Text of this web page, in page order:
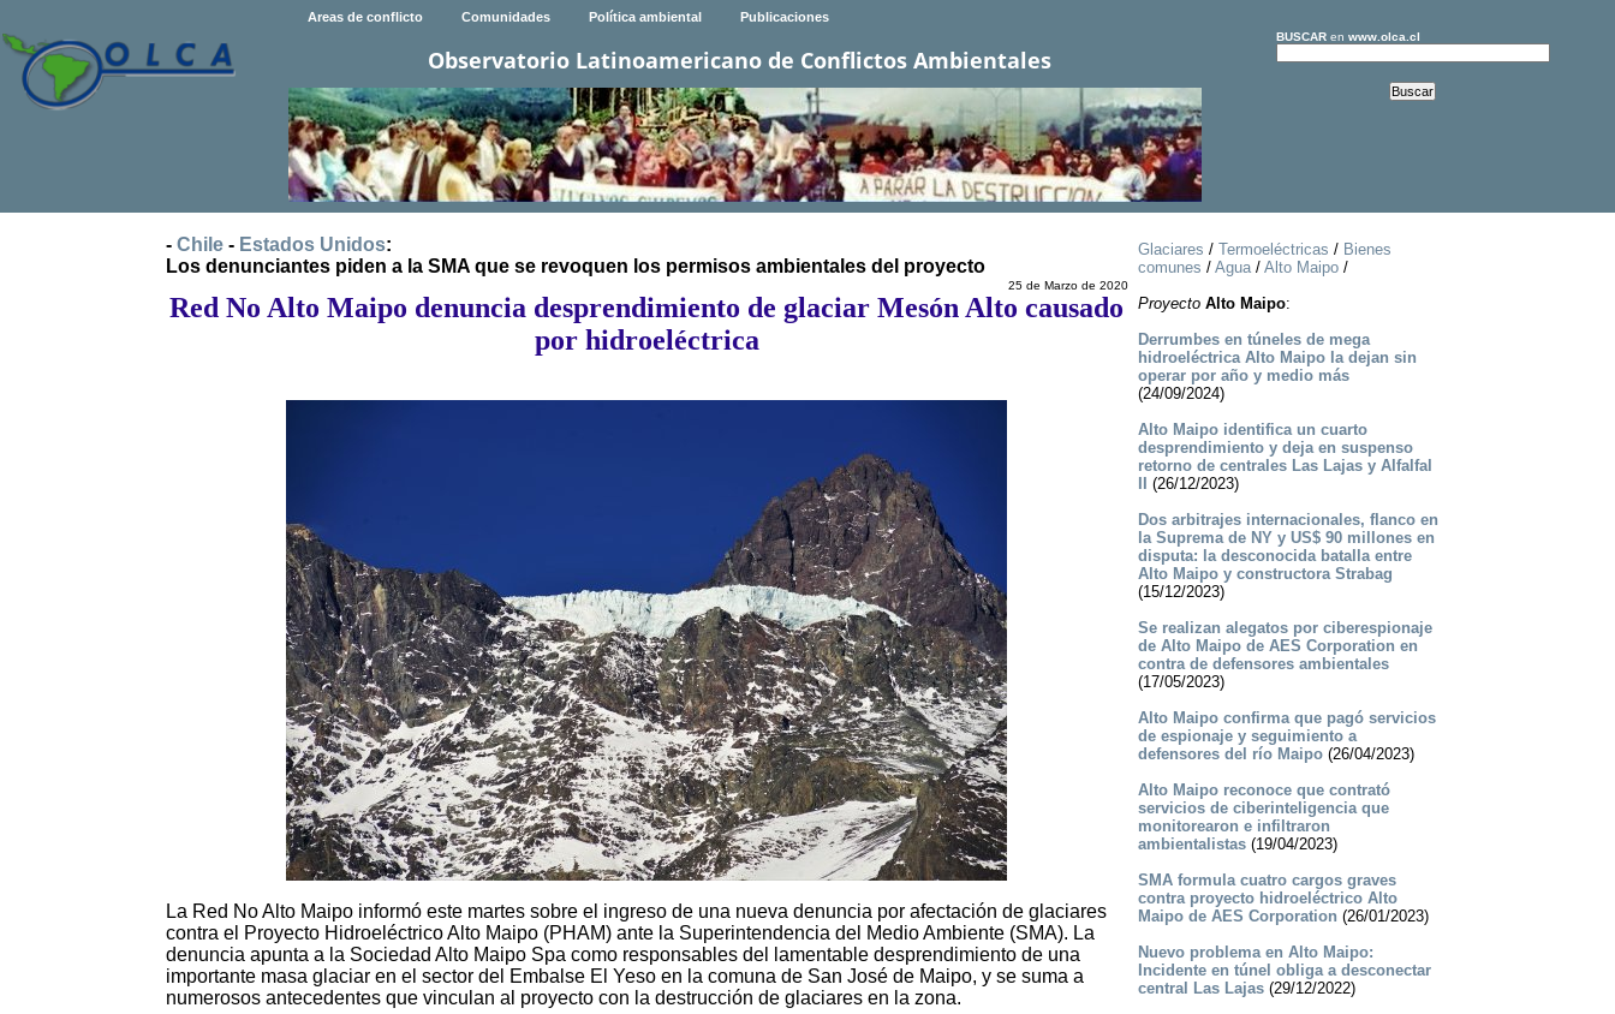
Areas de conflicto Comunidades Política ambiental Publicaciones
Observatorio Latinoamericano de Conflictos Ambientales
BUSCARen www.olca.cl
- Chile - Estados Unidos:
Los denunciantes piden a la SMA que se revoquen los permisos ambientales del proyecto
25 de Marzo de 2020
Red No Alto Maipo denuncia desprendimiento de glaciar Mesón Alto causado
por hidroeléctrica
La Red No Alto Maipo informó este martes sobre el ingreso de una nueva denuncia por afectación de glaciares
contra el Proyecto Hidroeléctrico Alto Maipo (PHAM) ante la Superintendencia del Medio Ambiente (SMA). La
denuncia apunta a la Sociedad Alto Maipo Spa como responsables del lamentable desprendimiento de una
importante masa glaciar en el sector del Embalse El Yeso en la comuna de San José de Maipo, y se suma a
numerosos antecedentes que vinculan al proyecto con la destrucción de glaciares en la zona.
Glaciares / Termoeléctricas / Bienes
comunes / Agua/ Alto Maipo/
Proyecto Alto Maipo:
Derrumbes en túneles de mega
hidroeléctrica Alto Maipo la dejan sin
operar por año y medio más
(24/09/2024)
Alto Maipo identifica un cuarto
desprendimiento y deja en suspenso
retorno de centrales Las Lajas y Alfalfal
(26/12/2023)
Dos arbitrajes internacionales, flanco en
la Suprema de NY y US$ 90 millones en
disputa: la desconocida batalla entre
Alto Maipo y constructora Strabag
(15/12/2023)
Se realizan alegatos por ciberespionaje
de Alto Maipo de AES Corporation en
contra de defensores ambientales
(17/05/2023)
Alto Maipo confirma que pagó servicios
de espionaje y seguimiento a
defensores del río Maipo(26/04/2023)
Alto Maipo reconoce que contrató
servicios de ciberinteligencia que
monitorearon e infiltraron
ambientalistas(19/04/2023)
SMA formula cuatro cargos graves
contra proyecto hidroeléctrico Alto
Maipo de AES Corporation (26/01/2023)
Nuevo problema en Alto Maipo:
Incidente en túnel obliga a desconectar
central Las Lajas(29/12/2022)